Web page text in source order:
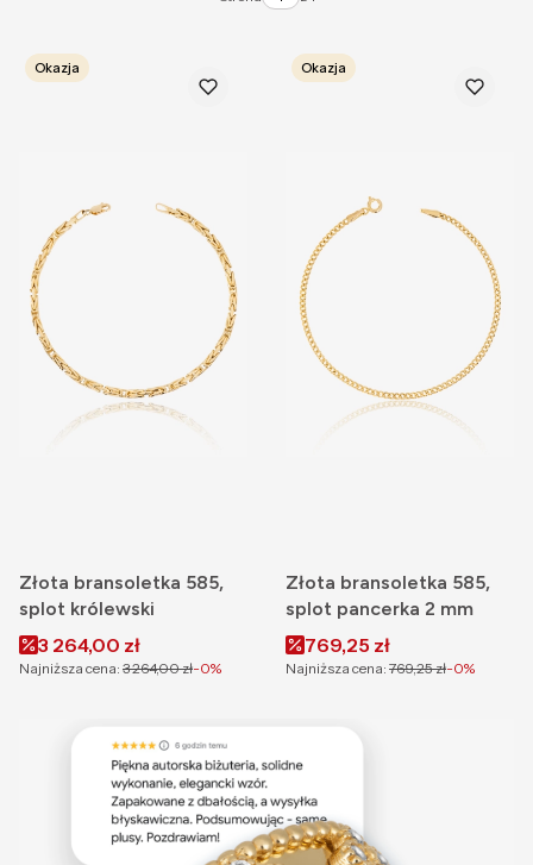
Okazja
Złota bransoletka 585,
splot królewski
Cena promocyjna
3 264,00 zł
Najniższa cena: 3 264,00 zł-0%
Okazja
Złota bransoletka 585,
splot pancerka 2 mm
Cena promocyjna
769,25 zł
Najniższa cena: 769,25 zł-0%